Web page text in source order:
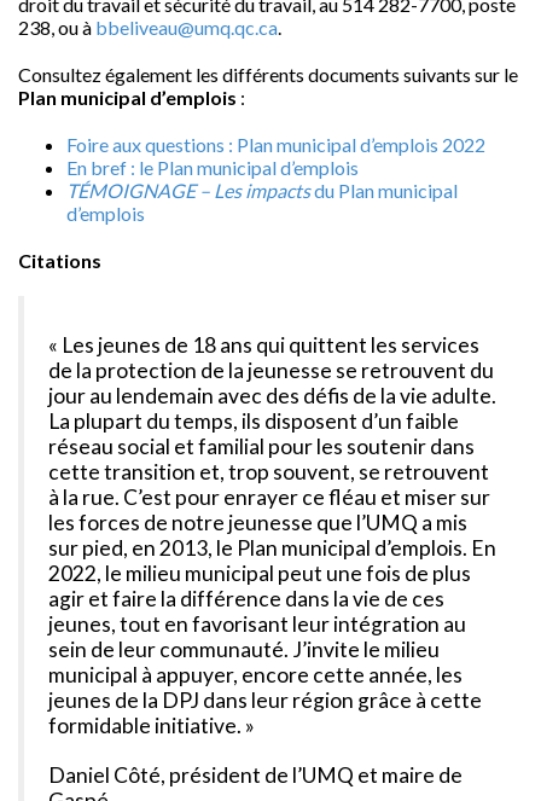
238, ou à bbeliveau@umq.qc.ca.
Consultez également les différents documents suivants sur le
Plan municipal d’emplois :
Foire aux questions : Plan municipal d’emplois 2022
En bref : le Plan municipal d’emplois
TÉMOIGNAGE – Les impactsdu Plan municipal
d’emplois
Citations
« Les jeunes de 18 ans qui quittent les services
de la protection de la jeunesse se retrouvent du
jour au lendemain avec des défis de la vie adulte.
La plupart du temps, ils disposent d’un faible
réseau social et familial pour les soutenir dans
cette transition et, trop souvent, se retrouvent
à la rue. C’est pour enrayer ce fléau et miser sur
les forces de notre jeunesse que l’UMQ a mis
sur pied, en 2013, le Plan municipal d’emplois. En
2022, le milieu municipal peut une fois de plus
agir et faire la différence dans la vie de ces
jeunes, tout en favorisant leur intégration au
sein de leur communauté. J’invite le milieu
municipal à appuyer, encore cette année, les
jeunes de la DPJ dans leur région grâce à cette
formidable initiative. »
Daniel Côté, président de l’UMQ et maire de